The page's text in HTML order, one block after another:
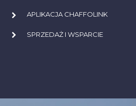
APLIKACJA CHAFFOLINK
SPRZEDAŻ I WSPARCIE